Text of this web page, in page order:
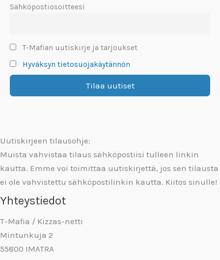
Sähköpostiosoitteesi
T-Mafian uutiskirje ja tarjoukset
Hyväksyn tietosuojakäytännön
Uutiskirjeen tilausohje:
Muista vahvistaa tilaus sähköpostiisi tulleen linkin
kautta. Emme voi toimittaa uutiskirjettä, jos sen tilausta
ei ole vahvistettu sähköpostilinkin kautta. Kiitos sinulle!
Yhteystiedot
T-Mafia / Kizzas-netti
Mintunkuja 2
55800 IMATRA